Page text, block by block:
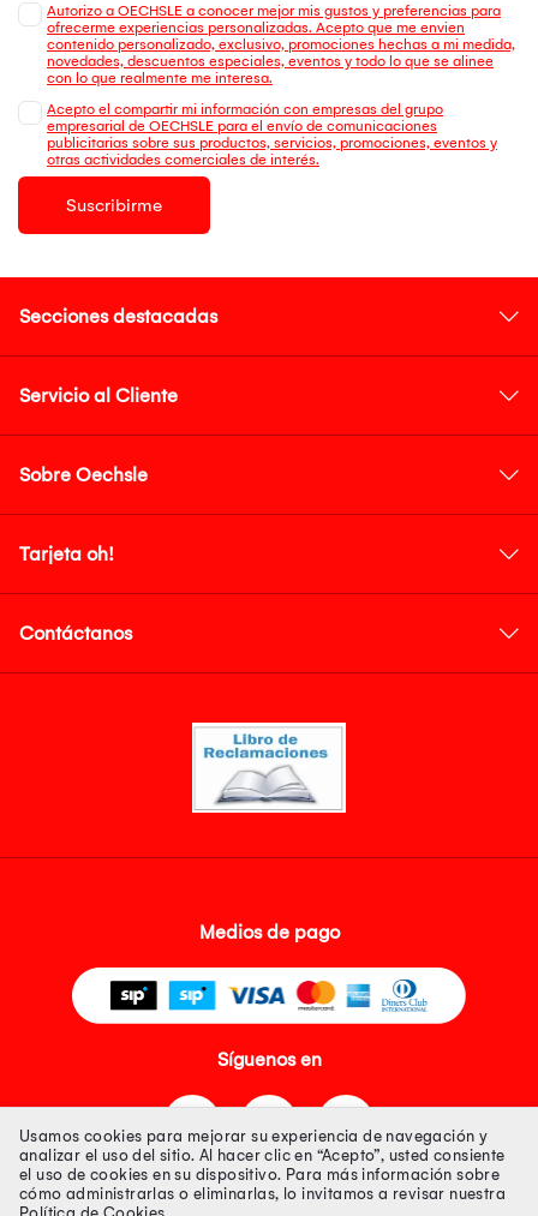
Autorizo a OECHSLE a conocer mejor mis gustos y preferencias para
ofrecerme experiencias personalizadas. Acepto que me envien
contenido personalizado, exclusivo, promociones hechas a mi medida,
novedades, descuentos especiales, eventos y todo lo que se alinee
con lo que realmente me interesa.
Acepto el compartir mi información con empresas del grupo
empresarial de OECHSLE para el envío de comunicaciones
publicitarias sobre sus productos, servicios, promociones, eventos y
otras actividades comerciales de interés.
Suscribirme
Secciones destacadas
Servicio al Cliente
Sobre Oechsle
Tarjeta oh!
Contáctanos
Medios de pago
Síguenos en
Usamos cookies para mejorar su experiencia de navegación y
analizar el uso del sitio. Al hacer clic en “Acepto”, usted consiente
el uso de cookies en su dispositivo. Para más información sobre
cómo administrarlas o eliminarlas, lo invitamos a revisar nuestra